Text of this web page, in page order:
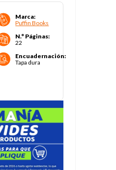
Marca:
Puffin Books
N.° Páginas:
22
Encuadernación:
Tapa dura